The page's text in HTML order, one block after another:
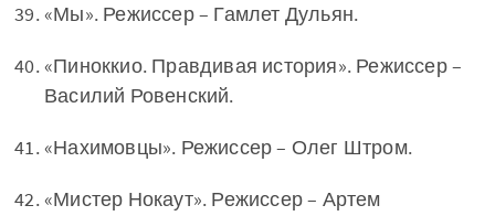
«Мы». Режиссер – Гамлет Дульян.
«Пиноккио. Правдивая история». Режиссер –
Василий Ровенский.
«Нахимовцы». Режиссер – Олег Штром.
«Мистер Нокаут». Режиссер – Артем